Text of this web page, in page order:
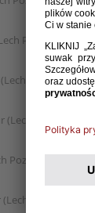
Poznań)
Poznań)
Poznań)
Poznań)
Poznań)